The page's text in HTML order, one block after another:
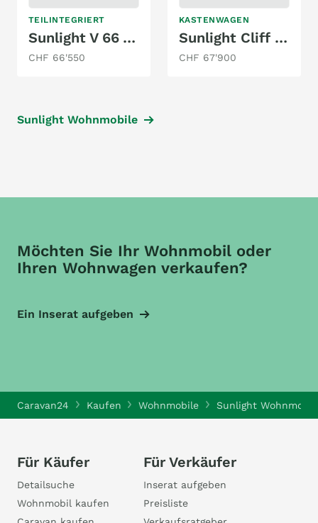
TEILINTEGRIERT
Sunlight V 66 Adventure
CHF 66'550
KASTENWAGEN
Sunlight Cliff 590 4x4 Green Trek Ford
CHF 67'900
Sunlight Wohnmobile
Möchten Sie Ihr Wohnmobil oder
Ihren Wohnwagen verkaufen?
Ein Inserat aufgeben
Caravan24 Kaufen Wohnmobile Sunlight
Für Käufer
Detailsuche
Wohnmobil kaufen
Für Verkäufer
Inserat aufgeben
Preisliste